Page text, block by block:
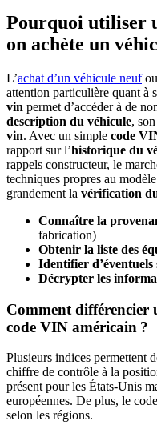
Pourquoi utiliser
on achète un
L’achat d’un véhicule neufou
attention particulière quant à
vin permet d’accéder à de
description du véhicule, son
vin. Avec un simple code
rapport sur l’historique du
rappels constructeur, le
techniques propres au
grandement la vérification
Connaître la
fabrication)
Obtenir la liste des
Identifier d’éventuels
Décrypter les
Comment différencier
code VIN américain ?
Plusieurs indices permettent
chiffre de contrôle à la
présent pour les États-Unis
européennes. De plus, le
selon les régions.